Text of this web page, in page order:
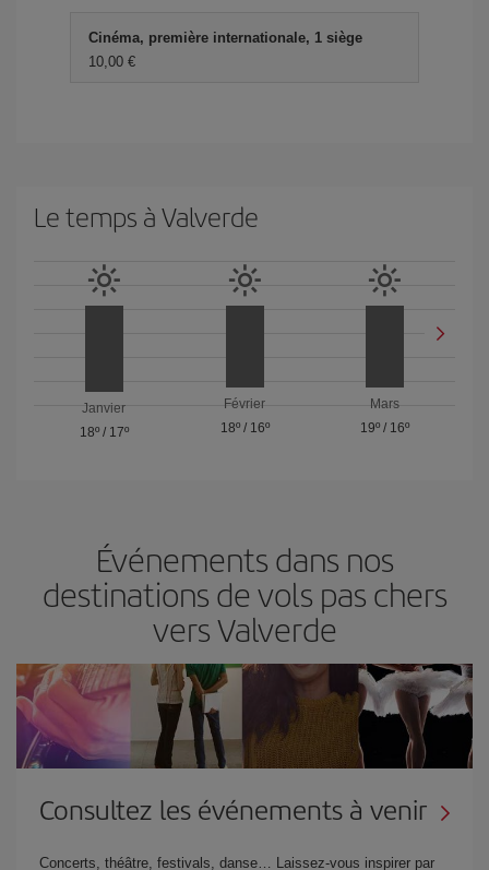
Cinéma, première internationale, 1 siège
10,00 €
Le temps à Valverde
Janvier
18º/ 17º
Février
18º/ 16º
Mars
19º / 16º
Événements dans nos
destinations de vols pas chers
vers Valverde
Consultez les événements à venir
Concerts, théâtre, festivals, danse… Laissez-vous inspirer par